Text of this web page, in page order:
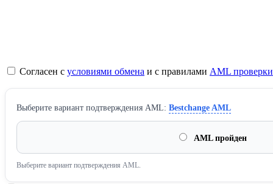
Согласен с условиями обмена и с правилами AML проверки
Выберите вариант подтверждения AML: Bestchange AML
AML пройден
Выберите вариант подтверждения AML.